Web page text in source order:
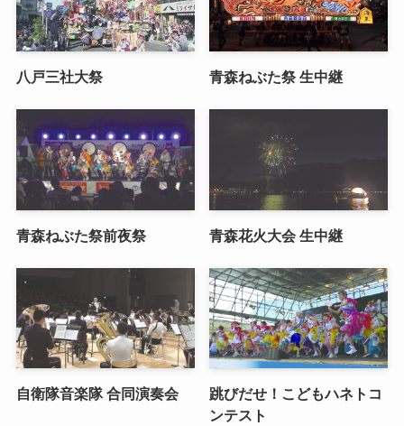
八戸三社大祭 青森ねぶた祭 生中継
青森ねぶた祭前夜祭 青森花火大会 生中継
自衛隊音楽隊 合同演奏会
跳びだせ！こどもハネトコ
ンテスト